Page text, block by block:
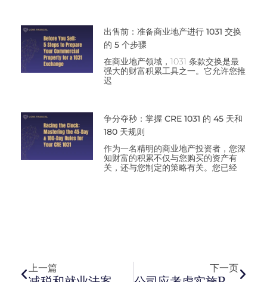
出售前：准备商业地产进行 1031 交换
的 5 个步骤
在商业地产领域，1031 条款交换是最
强大的财富积累工具之一。它允许您推
迟
争分夺秒：掌握 CRE 1031 的 45 天和
180 天规则
作为一名精明的商业地产投资者，您深
知财富的积累不仅与您购买的资产有
关，还与您制定的策略有关。您已经
上一篇 下一页